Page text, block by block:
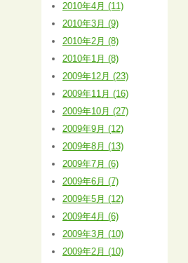
2010年4月 (11)
2010年3月 (9)
2010年2月 (8)
2010年1月 (8)
2009年12月 (23)
2009年11月 (16)
2009年10月 (27)
2009年9月 (12)
2009年8月 (13)
2009年7月 (6)
2009年6月 (7)
2009年5月 (12)
2009年4月 (6)
2009年3月 (10)
2009年2月 (10)